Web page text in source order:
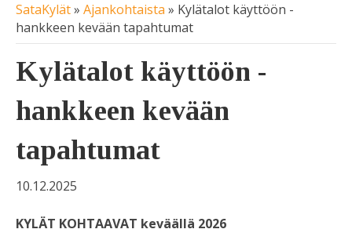
SataKylät» Ajankohtaista » Kylätalot käyttöön -
hankkeen kevään tapahtumat
Kylätalot käyttöön -
hankkeen kevään
tapahtumat
10.12.2025
KYLÄT KOHTAAVAT keväällä 2026